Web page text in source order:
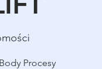
Procesy